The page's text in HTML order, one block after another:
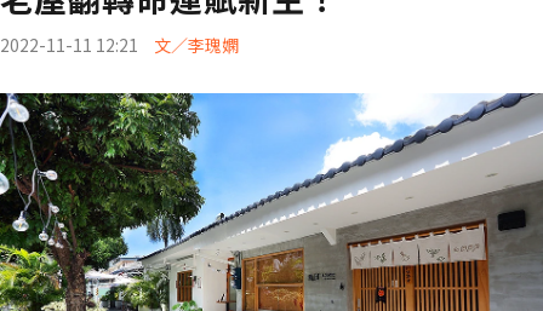
2022-11-11 12:21 文／李瑰嫻